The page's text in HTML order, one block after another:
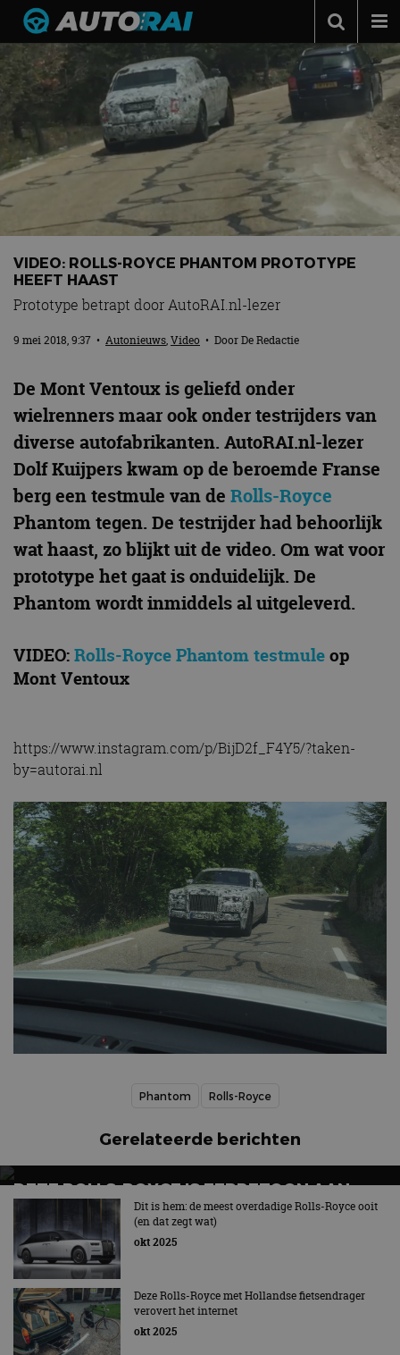
Autonieuws
Podcast
Autotests
Automerken
Contact
MotorRAI.nl
VIDEO: ROLLS-ROYCE PHANTOM PROTOTYPE
HEEFT HAAST
Prototype betrapt door AutoRAI.nl-lezer
9 mei 2018, 9:37 • Autonieuws,Video • DoorDe Redactie
De Mont Ventoux is geliefd onder
wielrenners maar ook onder testrijders van
diverse autofabrikanten. AutoRAI.nl-lezer
Dolf Kuijpers kwam op de beroemde Franse
berg een testmule van de Rolls-Royce
Phantom tegen. De testrijder had behoorlijk
wat haast, zo blijkt uit de video. Om wat voor
prototype het gaat is onduidelijk. De
Phantom wordt inmiddels al uitgeleverd.
VIDEO:Rolls-Royce Phantom testmuleop
Mont Ventoux
https://www.instagram.com/p/BijD2f_F4Y5/?taken-
by=autorai.nl
Phantom Rolls-Royce
Gerelateerde berichten
DEZE ROLLS-ROYCE IS EERBETOON AAN
WATEREN VAN DE ENGELSE ZUIDKUST
Rolls-Royce Phantom Regatta brengt Britse zeiltraditie
naar Goodwood
Dit is hem: de meest overdadige Rolls-Royce ooit
(en dat zegt wat)
okt 2025
Deze Rolls-Royce met Hollandse fietsendrager
verovert het internet
okt 2025